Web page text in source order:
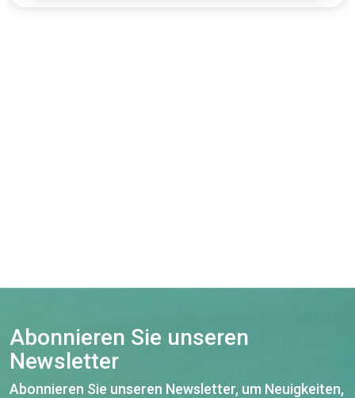
Erfahren Sie hier mehr
Abonnieren Sie unseren
Newsletter
Abonnieren Sie unseren Newsletter, um Neuigkeiten,